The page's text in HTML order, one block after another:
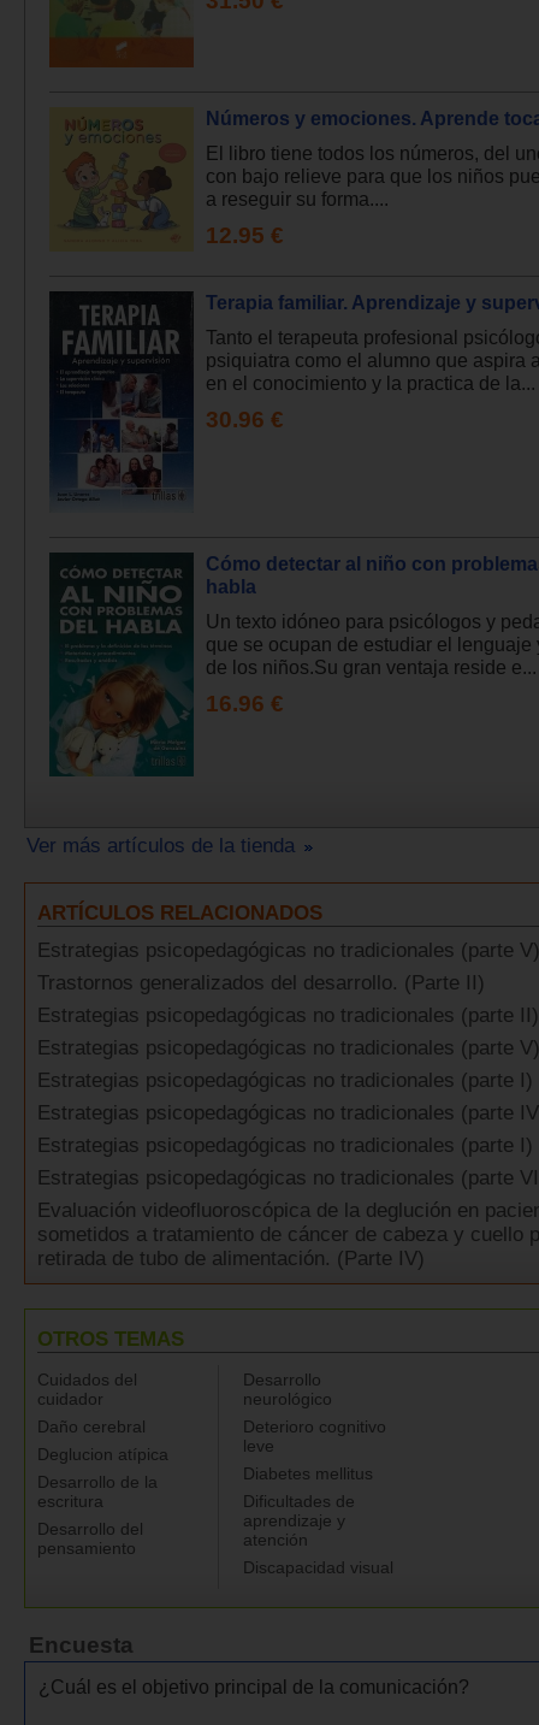
Números y emociones. Aprende
El libro tiene todos los números, del
con bajo relieve para que los niños
a reseguir su forma....
12.95 €
Terapia familiar. Aprendizaje y
Tanto el terapeuta profesional
psiquiatra como el alumno que aspira
en el conocimiento y la practica de la...
30.96 €
Cómo detectar al niño con
habla
Un texto idóneo para psicólogos y
que se ocupan de estudiar el lenguaje
de los niños.Su gran ventaja reside e...
16.96 €
Ver más artículos de la tienda
ARTÍCULOS RELACIONADOS
Estrategias psicopedagógicas no tradicionales (parte V)
Trastornos generalizados del desarrollo. (Parte II)
Estrategias psicopedagógicas no tradicionales (parte II)
Estrategias psicopedagógicas no tradicionales (parte V)
Estrategias psicopedagógicas no tradicionales (parte I)
Estrategias psicopedagógicas no tradicionales (parte
Estrategias psicopedagógicas no tradicionales (parte I)
Estrategias psicopedagógicas no tradicionales (parte
Evaluación videofluoroscópica de la deglución en
sometidos a tratamiento de cáncer de cabeza y cuello
retirada de tubo de alimentación. (Parte IV)
OTROS TEMAS
Cuidados del
cuidador
Daño cerebral
Deglucion atípica
Desarrollo de la
escritura
Desarrollo del
pensamiento
Desarrollo
neurológico
Deterioro cognitivo
leve
Diabetes mellitus
Dificultades de
aprendizaje y
atención
Discapacidad visual
Encuesta
¿Cuál es el objetivo principal de la comunicación?